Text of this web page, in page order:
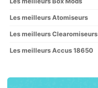
Les meilleurs Atomiseurs
Les meilleurs Clearomiseurs
Les meilleurs Accus 18650